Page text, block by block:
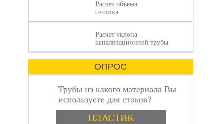
Расчет объема
септика
Расчет уклона
канализационной трубы
ОПРОС
Трубы из какого материала Вы
используете для стоков?
ВариантыПЛАСТИК